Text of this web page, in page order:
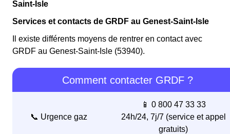
Saint-Isle
Services et contacts de GRDF au Genest-Saint-Isle
Il existe différents moyens de rentrer en contact avec
GRDF au Genest-Saint-Isle (53940).
Comment contacter GRDF ?
📞 Urgence gaz
📱 0 800 47 33 33
24h/24, 7j/7 (service et appel
gratuits)